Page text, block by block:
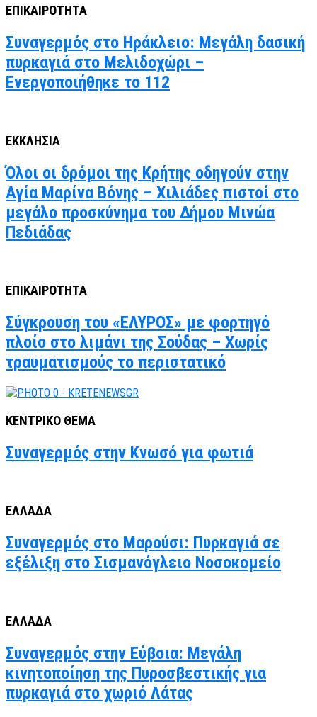
ΕΠΙΚΑΙΡΟΤΗΤΑ
Συναγερμός στο Ηράκλειο: Μεγάλη δασική
πυρκαγιά στο Μελιδοχώρι –
Ενεργοποιήθηκε το 112
ΕΚΚΛΗΣΙΑ
Όλοι οι δρόμοι της Κρήτης οδηγούν στην
Αγία Μαρίνα Βόνης – Χιλιάδες πιστοί στο
μεγάλο προσκύνημα του Δήμου Μινώα
Πεδιάδας
ΕΠΙΚΑΙΡΟΤΗΤΑ
Σύγκρουση του «ΕΛΥΡΟΣ» με φορτηγό
πλοίο στο λιμάνι της Σούδας – Χωρίς
τραυματισμούς το περιστατικό
ΚΕΝΤΡΙΚΟ ΘΕΜΑ
Συναγερμός στην Κνωσό για φωτιά
ΕΛΛΑΔΑ
Συναγερμός στο Μαρούσι: Πυρκαγιά σε
εξέλιξη στο Σισμανόγλειο Νοσοκομείο
ΕΛΛΑΔΑ
Συναγερμός στην Εύβοια: Μεγάλη
κινητοποίηση της Πυροσβεστικής για
πυρκαγιά στο χωριό Λάτας